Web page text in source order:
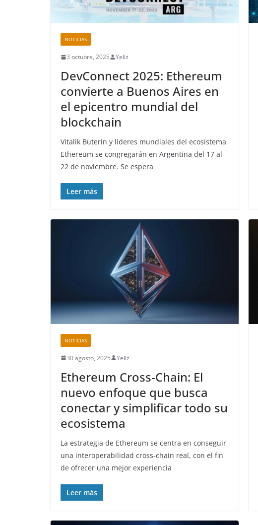
NOTICIAS
3 octubre, 2025 Yeliz
DevConnect 2025: Ethereum
convierte a Buenos Aires en
el epicentro mundial del
blockchain
Vitalik Buterin y líderes mundiales del ecosistema
Ethereum se congregarán en Argentina del 17 al
22 de noviembre. Se espera
Leer más
NOTICIAS
30 agosto, 2025 Yeliz
Ethereum Cross-Chain: El
nuevo enfoque que busca
conectar y simplificar todo su
ecosistema
La estrategia de Ethereum se centra en conseguir
una interoperabilidad cross-chain real, con el fin
de ofrecer una mejor experiencia
Leer más